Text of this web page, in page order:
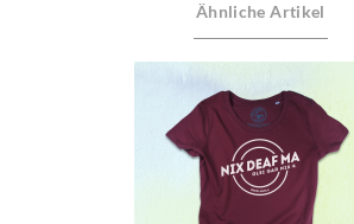
Ähnliche Artikel